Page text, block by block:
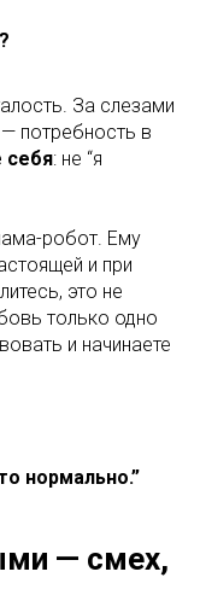
За слезами
потребность в
себя: не “я
робот. Ему
и при
это не
только одно
и начинаете
нормально.”
— смех,